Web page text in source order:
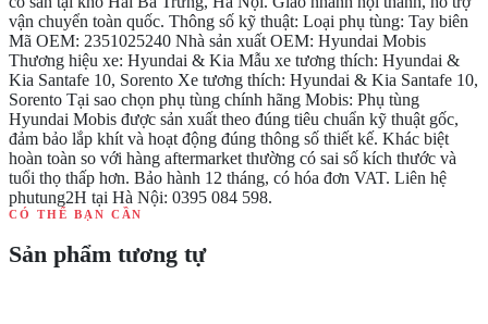
vận chuyển toàn quốc. Thông số kỹ thuật: Loại phụ tùng: Tay biên
Mã OEM: 2351025240 Nhà sản xuất OEM: Hyundai Mobis
Thương hiệu xe: Hyundai & Kia Mẫu xe tương thích: Hyundai &
Kia Santafe 10, Sorento Xe tương thích: Hyundai & Kia Santafe 10,
Sorento Tại sao chọn phụ tùng chính hãng Mobis: Phụ tùng
Hyundai Mobis được sản xuất theo đúng tiêu chuẩn kỹ thuật gốc,
đảm bảo lắp khít và hoạt động đúng thông số thiết kế. Khác biệt
hoàn toàn so với hàng aftermarket thường có sai số kích thước và
tuổi thọ thấp hơn. Bảo hành 12 tháng, có hóa đơn VAT. Liên hệ
phutung2H tại Hà Nội: 0395 084 598.
CÓ THỂ BẠN CẦN
Sản phẩm tương tự